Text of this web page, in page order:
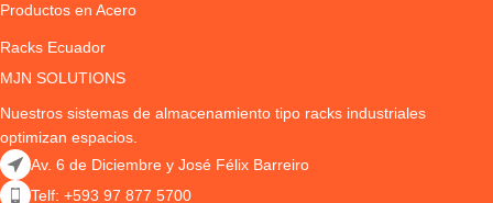
Productos en Acero
Racks Ecuador
MJN SOLUTIONS
Nuestros sistemas de almacenamiento tipo racks industriales
optimizan espacios.
Av. 6 de Diciembre y José Félix Barreiro
Telf: +593 97 877 5700